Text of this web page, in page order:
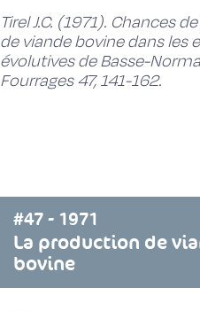
Tirel J.C. (1971). Chances
de viande bovine dans les
évolutives de Basse-
Fourrages 47, 141-162.
#47 - 1971
La production de
bovine